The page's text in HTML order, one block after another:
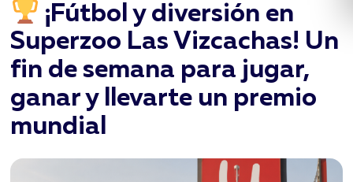
¡Fútbol y diversión en
Superzoo Las Vizcachas! Un
fin de semana para jugar,
ganar y llevarte un premio
mundial